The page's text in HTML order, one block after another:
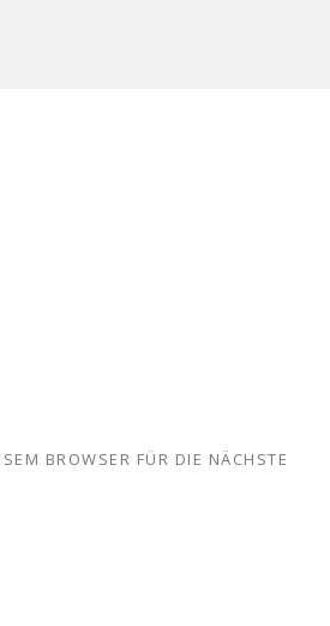
BROWSER FÜR DIE NÄCHSTE